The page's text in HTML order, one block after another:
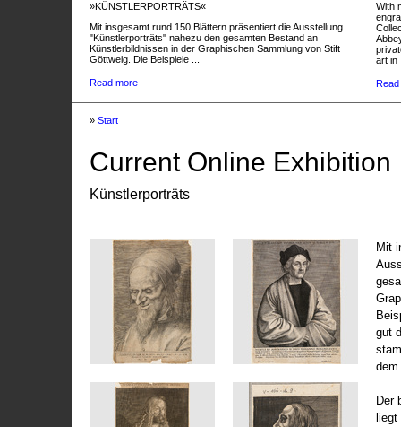
»KÜNSTLERPORTRÄTS«
Mit insgesamt rund 150 Blättern präsentiert die Ausstellung
"Künstlerporträts" nahezu den gesamten Bestand an
Künstlerbildnissen in der Graphischen Sammlung von Stift
Göttweig. Die Beispiele ...
Read more
With
art in
» Start
Current Online Exhibition
Künstlerporträts
Mit
gut
dem
Der